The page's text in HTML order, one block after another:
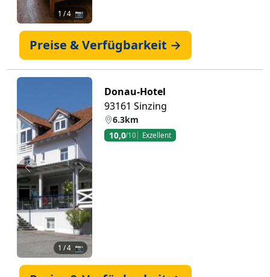
1 / 4 📷
Preise & Verfügbarkeit →
Zurück Weiter
1 / 4 📷
Donau-Hotel
93161 Sinzing
6.3km
10,0/10 Exzellent